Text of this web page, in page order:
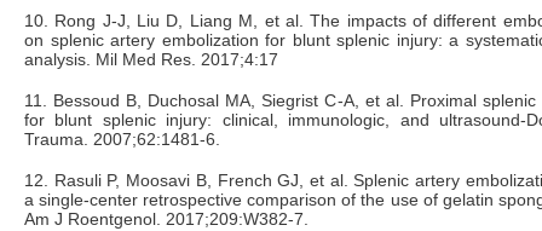
10. Rong J-J, Liu D, Liang M, et al. The impacts of different
on splenic artery embolization for blunt splenic injury: a
analysis. Mil Med Res. 2017;4:17
11. Bessoud B, Duchosal MA, Siegrist C-A, et al. Proximal
for blunt splenic injury: clinical, immunologic, and ultrasound-
Trauma. 2007;62:1481-6.
12. Rasuli P, Moosavi B, French GJ, et al. Splenic artery
a single-center retrospective comparison of the use of gelatin
Am J Roentgenol. 2017;209:W382-7.